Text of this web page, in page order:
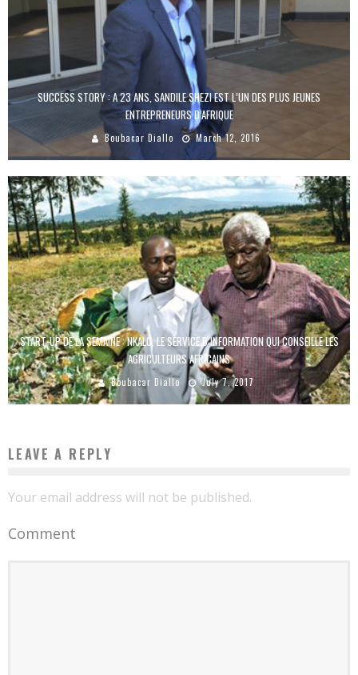
SUCCESS STORY : A 23 ANS, SANDILE SHEZI EST L’UN DES PLUS JEUNES
ENTREPRENEURS D’AFRIQUE
Boubacar Diallo March 12, 2016
START-UP DE LA SEMAINE : NKALO, LE SERVICE D’INFORMATION QUI CONSEILLE LES
AGRICULTEURS AFRICAINS
Boubacar Diallo July 7, 2017
LEAVE A REPLY
Your email address will not be published.
Comment